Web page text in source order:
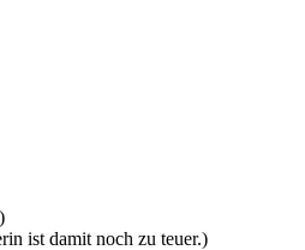
ist damit noch zu teuer.)